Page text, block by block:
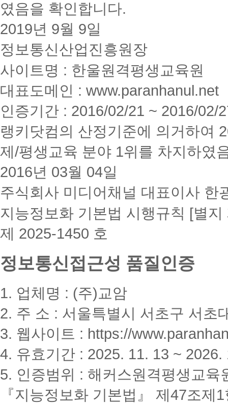
였음을 확인합니다.
2019년 9월 9일
정보통신산업진흥원장
사이트명 : 한울원격평생교육원
대표도메인 : www.paranhanul.net
인증기간 : 2016/02/21 ~ 2016/02/
랭키닷컴의 산정기준에 의거하여
제/평생교육 분야 1위를 차지하였
2016년 03월 04일
주식회사 미디어채널 대표이사 한
지능정보화 기본법 시행규칙 [별지
제 2025-1450 호
정보통신접근성 품질인증
1. 업체명 : (주)교암
2. 주 소 : 서울특별시 서초구 서초
3. 웹사이트 : https://
4. 유효기간 : 2025. 11. 13 ~ 2026.
5. 인증범위 : 해커스원격평생교육
『지능정보화 기본법』 제47조